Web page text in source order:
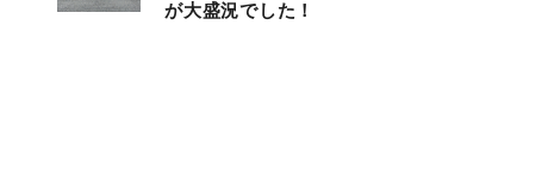
が大盛況でした！